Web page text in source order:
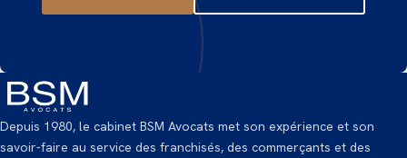
Depuis 1980, le cabinet BSM Avocats met son expérience et son
savoir-faire au service des franchisés, des commerçants et des